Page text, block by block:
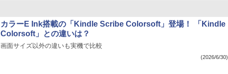
カラーE Ink搭載の「Kindle Scribe Colorsoft」登場！ 「Kindle
Colorsoft」との違いは？
画面サイズ以外の違いも実機で比較
(2026/6/30)